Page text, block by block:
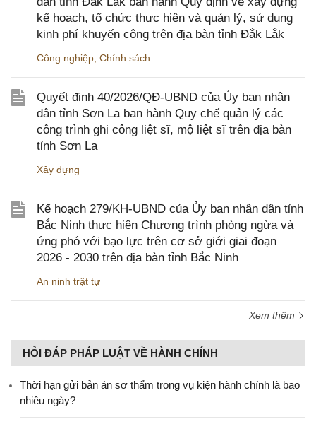
kế hoạch, tổ chức thực hiện và quản lý, sử dụng
kinh phí khuyến công trên địa bàn tỉnh Đắk Lắk
Công nghiệp Chính sách
Quyết định 40/2026/QĐ-UBND của Ủy ban nhân
dân tỉnh Sơn La ban hành Quy chế quản lý các
công trình ghi công liệt sĩ, mộ liệt sĩ trên địa bàn
tỉnh Sơn La
Xây dựng
Kế hoạch 279/KH-UBND của Ủy ban nhân dân tỉnh
Bắc Ninh thực hiện Chương trình phòng ngừa và
ứng phó với bạo lực trên cơ sở giới giai đoạn
2026 - 2030 trên địa bàn tỉnh Bắc Ninh
An ninh trật tự
Xem thêm
HỎI ĐÁP PHÁP LUẬT VỀ HÀNH CHÍNH
Thời hạn gửi bản án sơ thẩm trong vụ kiện hành chính là bao
nhiêu ngày?